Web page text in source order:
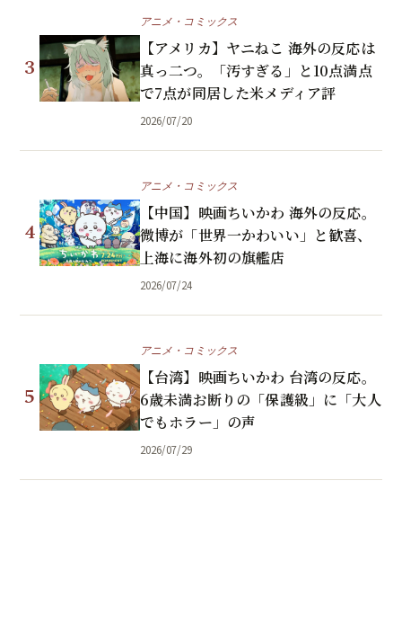
3
アニメ・コミックス
【アメリカ】ヤニねこ 海外の反応は
真っ二つ。「汚すぎる」と10点満点
で7点が同居した米メディア評
2026/07/20
4
アニメ・コミックス
【中国】映画ちいかわ 海外の反応。
微博が「世界一かわいい」と歓喜、
上海に海外初の旗艦店
2026/07/24
5
アニメ・コミックス
【台湾】映画ちいかわ 台湾の反応。
6歳未満お断りの「保護級」に「大人
でもホラー」の声
2026/07/29